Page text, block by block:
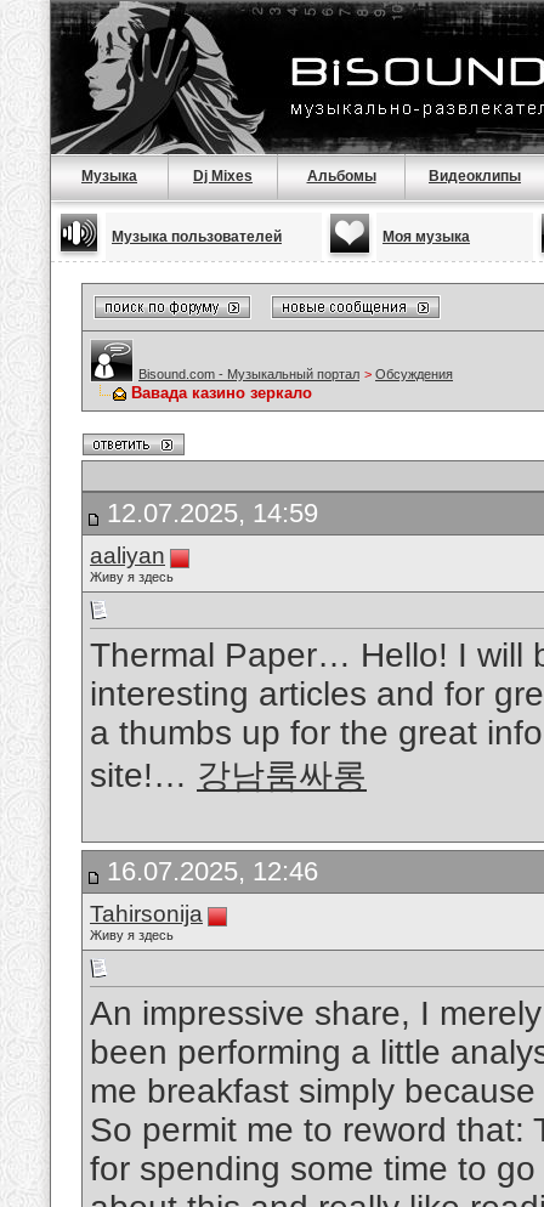
Музыка Dj Mixes Альбомы Видеоклипы
Музыка пользователей Моя музыка
Bisound.com - Музыкальный портал > Обсуждения
Вавада казино зеркало
12.07.2025, 14:59
aaliyan
Живу я здесь
Thermal Paper… Hello! I will
interesting articles and for
a thumbs up for the great
site!… 강남룸싸롱
16.07.2025, 12:46
Tahirsonija
Живу я здесь
An impressive share, I
been performing a little
me breakfast simply
So permit me to reword that:
for spending some time to